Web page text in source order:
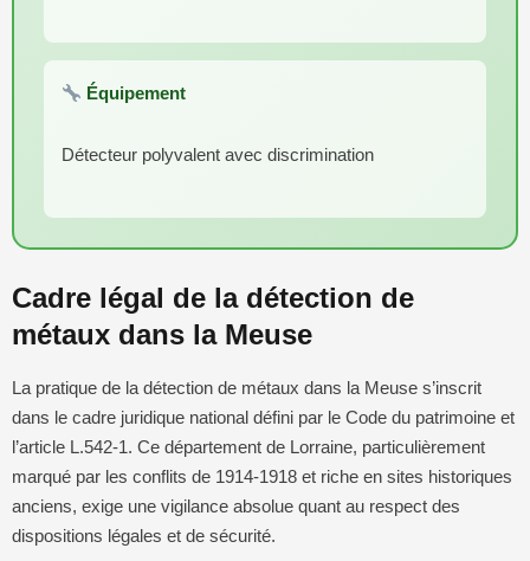
Équipement
Détecteur polyvalent avec discrimination
Cadre légal de la détection de
métaux dans la Meuse
La pratique de la détection de métaux dans la Meuse s’inscrit
dans le cadre juridique national défini par le Code du patrimoine et
l’article L.542-1. Ce département de Lorraine, particulièrement
marqué par les conflits de 1914-1918 et riche en sites historiques
anciens, exige une vigilance absolue quant au respect des
dispositions légales et de sécurité.